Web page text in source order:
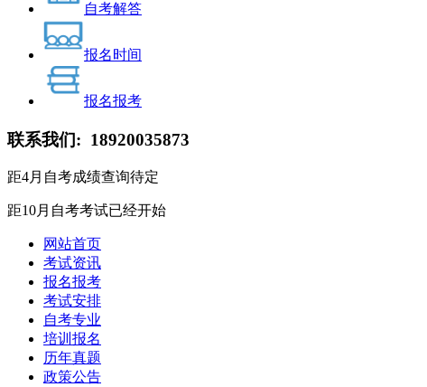
自考解答
报名时间
报名报考
联系我们: 18920035873
距4月自考成绩查询待定
距10月自考考试已经开始
网站首页
考试资讯
报名报考
考试安排
自考专业
培训报名
历年真题
政策公告